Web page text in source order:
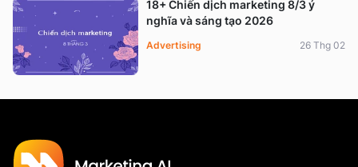
18+ Chiến dịch marketing 8/3 ý
nghĩa và sáng tạo 2026
Advertising 26 Thg 02